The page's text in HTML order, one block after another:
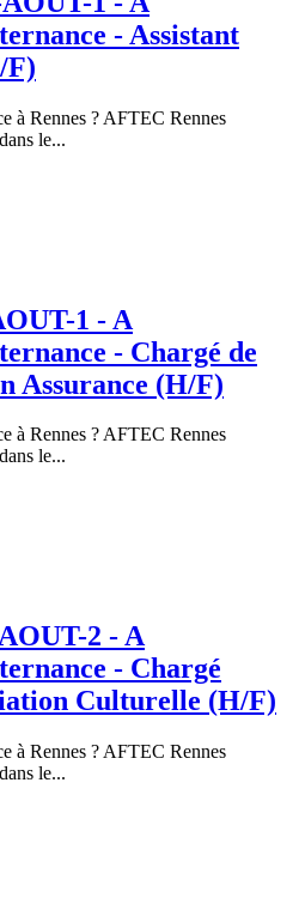
- Assistant
F)
à Rennes ? AFTEC Rennes
le...
1 - A
- Chargé de
Assurance (H/F)
à Rennes ? AFTEC Rennes
le...
2 - A
- Chargé
Culturelle (H/F)
à Rennes ? AFTEC Rennes
le...